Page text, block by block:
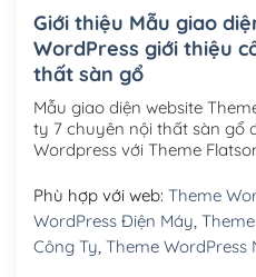
Tên miền quốc tế .com
Tên miền Việt Nam .vn
Hosting 2GB SSD (1 năm)
Hosting 3GB SSD (1
Hosting 5GB SSD (1 năm)
Hosting 8GB SSD (1
Giới thiệu Mẫu giao
WordPress giới thiệu
thất sàn gổ
Mẫu giao diện website
ty 7 chuyên nội thất sàn gổ
Wordpress với Theme
Phù hợp với web: Theme
WordPress Điện Máy,
Công Ty, Theme WordPress